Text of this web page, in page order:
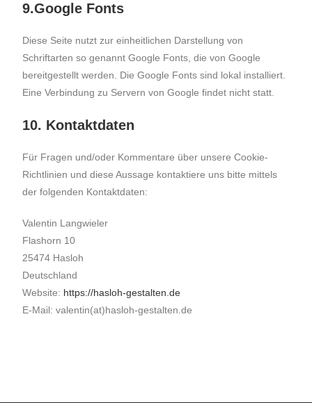
9.Google Fonts
Diese Seite nutzt zur einheitlichen Darstellung von
Schriftarten so genannt Google Fonts, die von Google
bereitgestellt werden. Die Google Fonts sind lokal installiert.
Eine Verbindung zu Servern von Google findet nicht statt.
10. Kontaktdaten
Für Fragen und/oder Kommentare über unsere Cookie-
Richtlinien und diese Aussage kontaktiere uns bitte mittels
der folgenden Kontaktdaten:
Valentin Langwieler
Flashorn 10
25474 Hasloh
Deutschland
Website: https://hasloh-gestalten.de
E-Mail: valentin(at)hasloh-gestalten.de